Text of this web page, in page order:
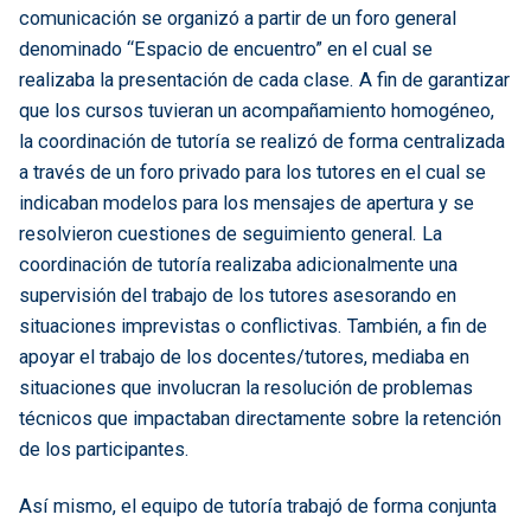
comunicación se organizó a partir de un foro general
denominado “Espacio de encuentro” en el cual se
realizaba la presentación de cada clase. A fin de garantizar
que los cursos tuvieran un acompañamiento homogéneo,
la coordinación de tutoría se realizó de forma centralizada
a través de un foro privado para los tutores en el cual se
indicaban modelos para los mensajes de apertura y se
resolvieron cuestiones de seguimiento general. La
coordinación de tutoría realizaba adicionalmente una
supervisión del trabajo de los tutores asesorando en
situaciones imprevistas o conflictivas. También, a fin de
apoyar el trabajo de los docentes/tutores, mediaba en
situaciones que involucran la resolución de problemas
técnicos que impactaban directamente sobre la retención
de los participantes.
Así mismo, el equipo de tutoría trabajó de forma conjunta